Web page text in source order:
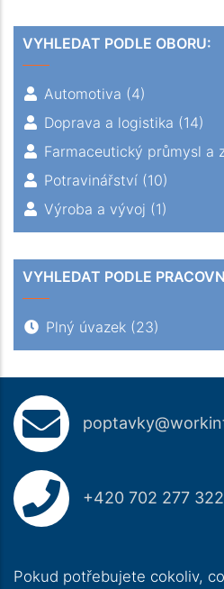
VYHLEDAT PODLE OBORU:
Automotiva (4)
Doprava a logistika (14)
Farmaceutický průmysl a
Potravinářství (10)
Výroba a vývoj (1)
VYHLEDAT PODLE
Plný úvazek (23)
+420 702 277 322
Pokud potřebujete cokoliv,